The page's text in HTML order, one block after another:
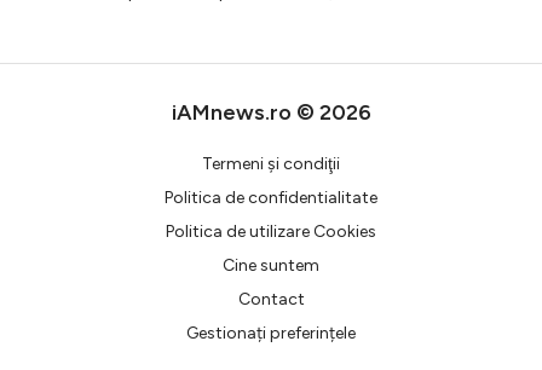
iAMnews.ro © 2026
Termeni şi condiţii
Politica de confidentialitate
Politica de utilizare Cookies
Cine suntem
Contact
Gestionați preferințele